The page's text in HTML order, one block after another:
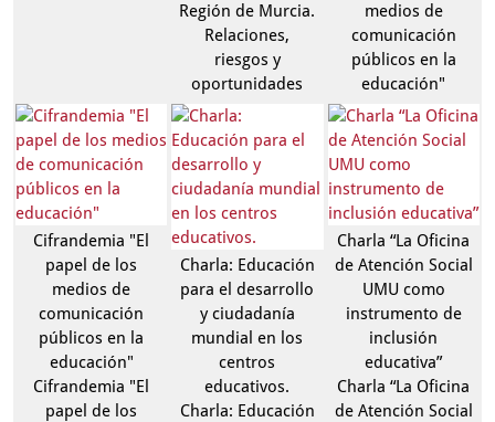
Región de Murcia.
Relaciones,
riesgos y
oportunidades
medios de
comunicación
públicos en la
educación"
Cifrandemia "El
papel de los
medios de
comunicación
públicos en la
educación"
Cifrandemia "El
papel de los
Charla: Educación
para el desarrollo
y ciudadanía
mundial en los
centros
educativos.
Charla: Educación
Charla “La Oficina
de Atención Social
UMU como
instrumento de
inclusión
educativa”
Charla “La Oficina
de Atención Social